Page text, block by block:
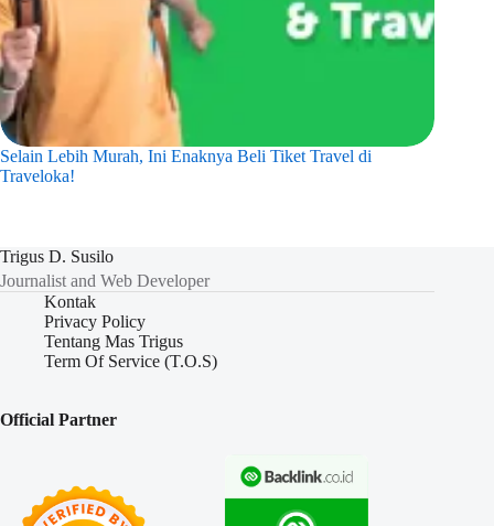
Selain Lebih Murah, Ini Enaknya Beli Tiket Travel di
Traveloka!
Trigus D. Susilo
Journalist and Web Developer
Kontak
Privacy Policy
Tentang Mas Trigus
Term Of Service (T.O.S)
Official Partner